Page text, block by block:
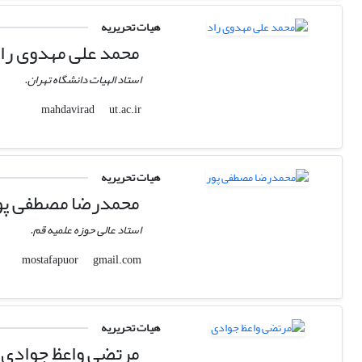
هیات تحریریه
محمد علی مهدوی
استاد الهیات دانشگاه تهران.
mahdavirad
ut.ac.ir
هیات تحریریه
محمدرضا مصطفی
استاد عالی حوزه علمیه قم.
mostafapuor
gmail.com
هیات تحریریه
مرتضی واعظ جوادی